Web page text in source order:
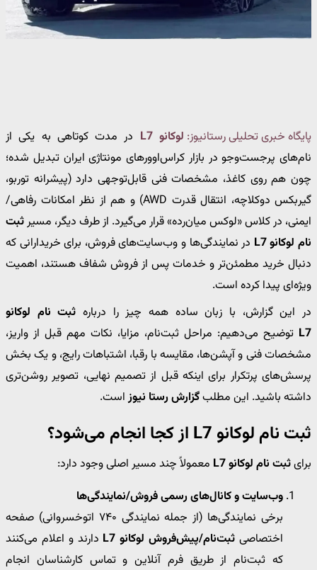
پایگاه خبری تحلیلی رستانیوز: لوکانو L7
در مدت کوتاهی به یکی از
نام‌های پرجست‌وجو در بازار کراس‌اوورهای مونتاژی ایران تبدیل شده؛
چون هم روی کاغذ، مشخصات فنی قابل‌توجهی دارد (پیشرانه توربو،
گیربکس دوکلاچه، انتقال قدرت AWD) و هم از نظر امکانات رفاهی/
ایمنی، در کلاس «لوکس میان‌رده» قرار می‌گیرد. از طرف دیگر، مسیرثبت
نام لوکانو L7
در نمایندگی‌ها و وب‌سایت‌های فروش، برای خریدارانی که
دنبال خرید مطمئن‌تر و خدمات پس از فروش شفاف هستند، اهمیت
ویژه‌ای پیدا کرده است.
در این گزارش، با زبان ساده همه چیز را درباره ثبت نام لوکانو
L7 توضیح می‌دهیم: مراحل ثبت‌نام، مزایا، نکات مهم قبل از واریز،
مشخصات فنی و آپشن‌ها، مقایسه با رقبا، اشتباهات رایج، و یک بخش
پرسش‌های پرتکرار برای اینکه قبل از تصمیم نهایی، تصویر روشن‌تری
داشته باشید. این مطلبگزارش رستا نیوزاست.
ثبت نام لوکانو L7 از کجا انجام می‌شود؟
برایثبت نام لوکانو L7
معمولاً چند مسیر اصلی وجود دارد:
وب‌سایت و کانال‌های رسمی فروش/نمایندگی‌ها
برخی نمایندگی‌ها (از جمله نمایندگی ۷۴۰ اتوخسروانی) صفحه
اختصاصی ثبت‌نام/پیش‌فروش لوکانو L7
دارند و اعلام می‌کنند
که ثبت‌نام از طریق فرم آنلاین و تماس کارشناسان انجام